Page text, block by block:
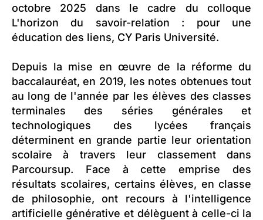
octobre 2025 dans le cadre du colloque
L'horizon du savoir-relation : pour une
éducation des liens, CY Paris Université.
Depuis la mise en œuvre de la réforme du
baccalauréat, en 2019, les notes obtenues tout
au long de l'année par les élèves des classes
terminales des séries générales et
technologiques des lycées français
déterminent en grande partie leur orientation
scolaire à travers leur classement dans
Parcoursup. Face à cette emprise des
résultats scolaires, certains élèves, en classe
de philosophie, ont recours à l'intelligence
artificielle générative et délèguent à celle-ci la